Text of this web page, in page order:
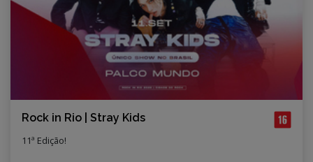
Rock in Rio | Stray Kids
11ª Edição!